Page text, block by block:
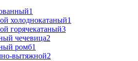
1
холоднокатаный1
горячекатаный3
чечевица2
ромб1
вытяжной2